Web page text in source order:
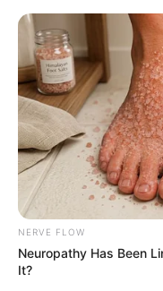
HOME
INSPIRASI
STYLE
FILM &
SERIES
NGAKAK
QUOTES
HYPE
MORE
NERVE FLOW
Neuropathy Has Been
It?